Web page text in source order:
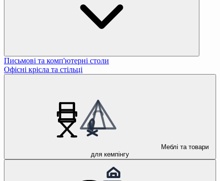
Письмові та комп'ютерні столи
Офісні крісла та стільці
Меблі та товари
для кемпінгу